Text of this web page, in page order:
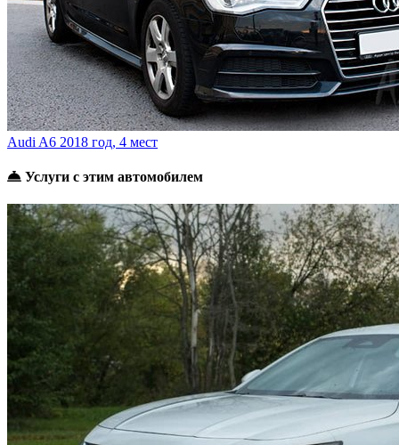
Audi A6 2018 год, 4 мест
Услуги с этим автомобилем